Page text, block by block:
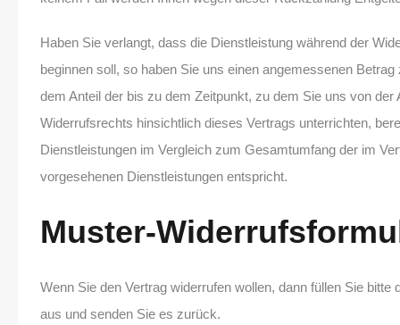
Haben Sie verlangt, dass die Dienstleistung während der
beginnen soll, so haben Sie uns einen angemessenen Betrag
dem Anteil der bis zu dem Zeitpunkt, zu dem Sie uns von der
Widerrufsrechts hinsichtlich dieses Vertrags unterrichten,
Dienstleistungen im Vergleich zum Gesamtumfang der im
vorgesehenen Dienstleistungen entspricht.
Muster-
Wenn Sie den Vertrag widerrufen wollen, dann füllen Sie bitte
aus und senden Sie es zurück.